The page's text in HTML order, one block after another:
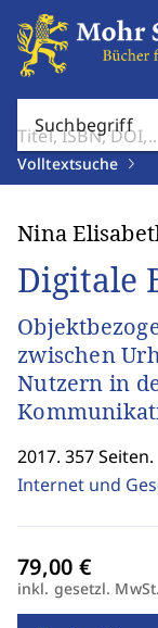
Suchbegriff
Volltextsuche
Nina
Digitale
zwischen
Nutzern in
2017. 357 Seiten.
Internet und
inkl. gesetzl. MwSt.